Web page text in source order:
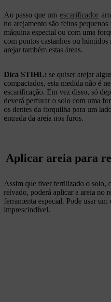
Ao passo que um escarificador
no arejamento são feitos
máquina especial ou com uma
com pontos castanhos ou
arejar também estas áreas.
Dica STIHL: se quiser arejar
compactados, esta medida não é
escarificação. Em vez disso, só
deverá perfurar o solo com uma
os dentes da forquilha para um
entrada da areia nos furos.
Aplicar areia para
Assim que tiver fertilizado o solo,
relvado, poderá aplicar a areia no
ferramenta especial. Pode usar um
imprescindível.